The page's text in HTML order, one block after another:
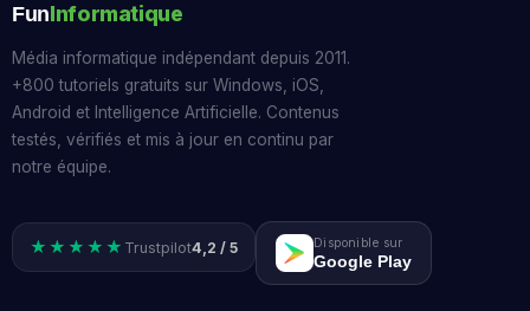
FunInformatique
Média informatique indépendant depuis 2011.
+800 tutoriels gratuits sur Windows, iOS,
Android et Intelligence Artificielle. Contenus
testés, vérifiés et mis à jour en continu par
notre équipe.
★★★★★ Trustpilot4,2 / 5 Disponible sur
Google Play